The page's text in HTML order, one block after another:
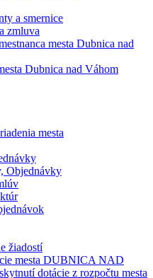
a smernice
zmluva
mesta Dubnica nad
Dubnica nad Váhom
mesta
Objednávky
žiadostí
mesta DUBNICA NAD
dotácie z rozpočtu mesta